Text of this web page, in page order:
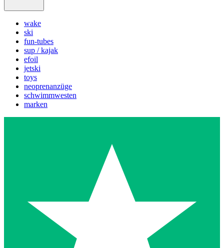
wake
ski
fun-tubes
sup / kajak
efoil
jetski
toys
neoprenanzüge
schwimmwesten
marken